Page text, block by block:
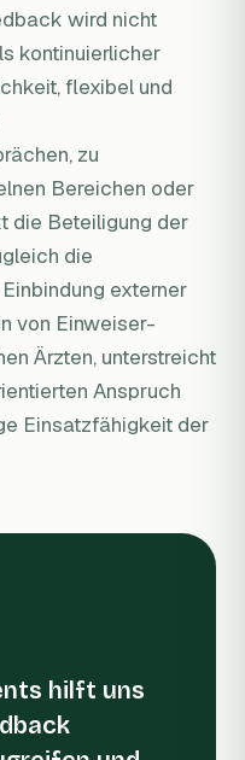
wird nicht
kontinuierlicher
flexibel und
zu
Bereichen oder
die Beteiligung der
die
externer
von Einweiser-
Ärzten, unterstreicht
Anspruch
Einsatzfähigkeit der
hilft uns